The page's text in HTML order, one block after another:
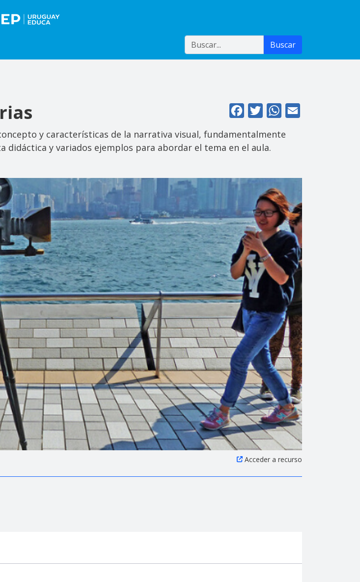
Buscar Buscar
FacebookTwitterWhatsApp
y características de la narrativa visual, fundamentalmente
y variados ejemplos para abordar el tema en el aula.
Acceder a recurso